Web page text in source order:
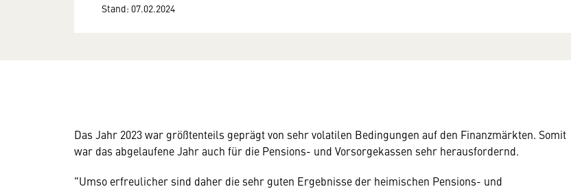
Stand: 07.02.2024
Das Jahr 2023 war größtenteils geprägt von sehr volatilen Bedingungen auf den Finanzmärkten. Somit
war das abgelaufene Jahr auch für die Pensions- und Vorsorgekassen sehr herausfordernd.
"Umso erfreulicher sind daher die sehr guten Ergebnisse der heimischen Pensions- und